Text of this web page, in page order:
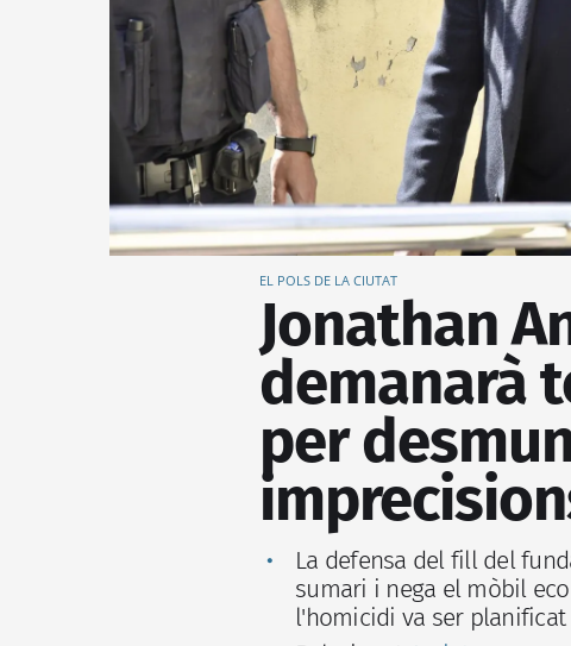
EL POLS DE LA CIUTAT
Jonathan
demanarà
per
La defensa del fill del
sumari i nega el mòbil
l'homicidi va ser planificat